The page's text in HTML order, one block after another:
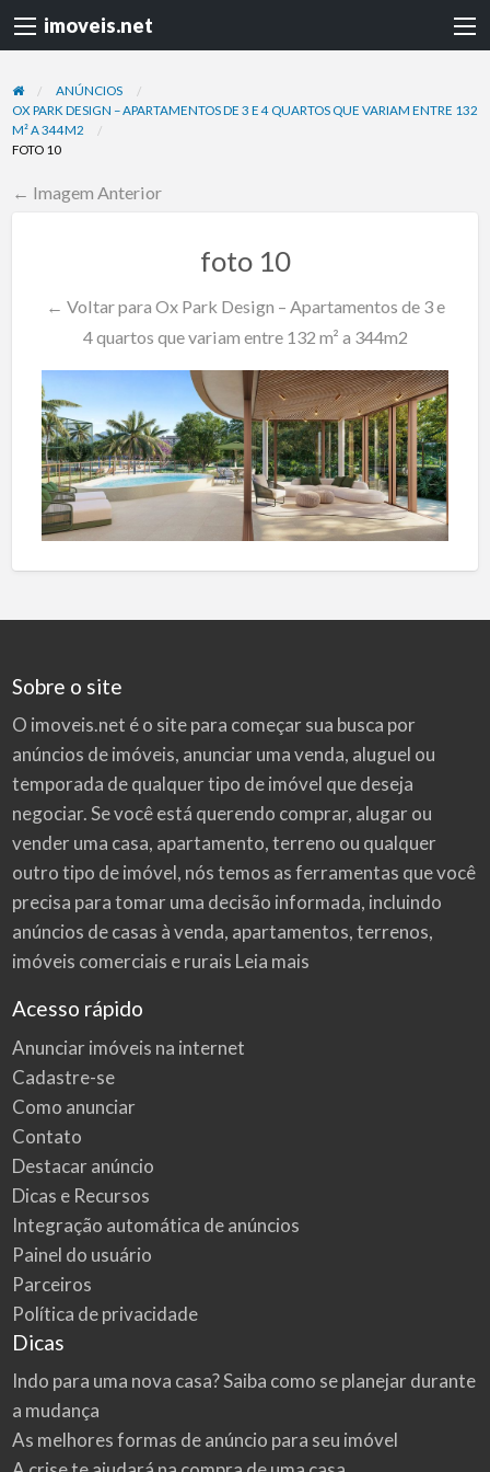
imoveis.net
ANÚNCIOS
OX PARK DESIGN – APARTAMENTOS DE 3 E 4 QUARTOS QUE VARIAM ENTRE 132
M² A 344M2
FOTO 10
← Imagem Anterior
foto 10
← Voltar para Ox Park Design – Apartamentos de 3 e
4 quartos que variam entre 132 m² a 344m2
Sobre o site
O imoveis.net é o site para começar sua busca por
anúncios de imóveis, anunciar uma venda, aluguel ou
temporada de qualquer tipo de imóvel que deseja
negociar. Se você está querendo comprar, alugar ou
vender uma casa, apartamento, terreno ou qualquer
outro tipo de imóvel, nós temos as ferramentas que você
precisa para tomar uma decisão informada, incluindo
anúncios de casas à venda, apartamentos, terrenos,
imóveis comerciais e rurais Leia mais
Acesso rápido
Anunciar imóveis na internet
Cadastre-se
Como anunciar
Contato
Destacar anúncio
Dicas e Recursos
Integração automática de anúncios
Painel do usuário
Parceiros
Política de privacidade
Dicas
Indo para uma nova casa? Saiba como se planejar durante
a mudança
As melhores formas de anúncio para seu imóvel